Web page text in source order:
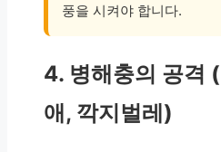
풍을 시켜야 합니다.
4. 병해충의 공격
애, 깍지벌레)